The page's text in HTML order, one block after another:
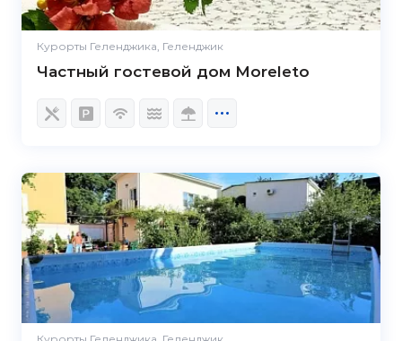
Курорты Геленджика, Геленджик
Частный гостевой дом Moreleto